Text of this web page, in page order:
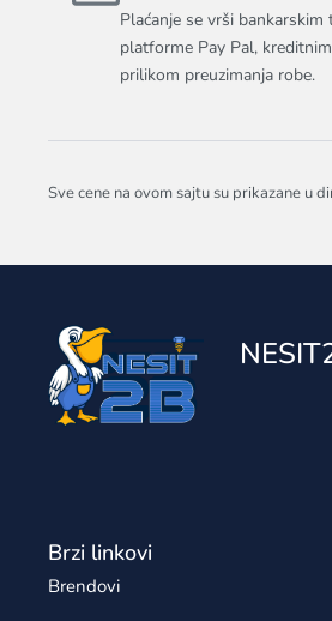
Plaćanje se vrši
platforme Pay Pal,
prilikom preuzimanja robe.
Sve cene na ovom sajtu su prikazane u
Brzi linkovi
Brendovi